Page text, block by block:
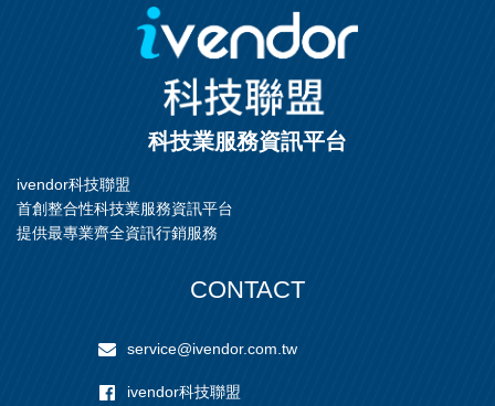
物件的時間與成本。而隨著
人工智慧神經網路的深度學
習引擎不斷的自我訓練，未
來可加入更多的識別物件與
行為模式。
科技業服務資訊平台
ivendor科技聯盟
首創整合性科技業服務資訊平台
提供最專業齊全資訊行銷服務
CONTACT
service@ivendor.com.tw
ivendor科技聯盟